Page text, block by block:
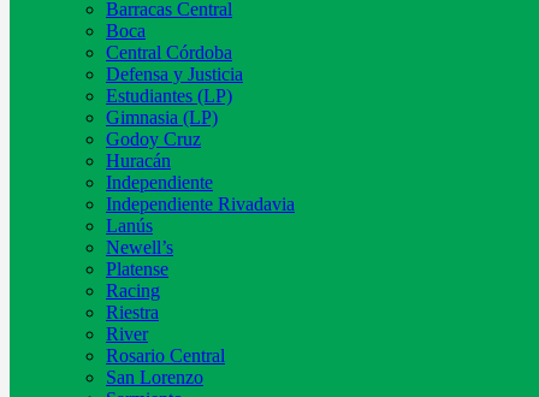
Barracas Central
Boca
Central Córdoba
Defensa y Justicia
Estudiantes (LP)
Gimnasia (LP)
Godoy Cruz
Huracán
Independiente
Independiente Rivadavia
Lanús
Newell’s
Platense
Racing
Riestra
River
Rosario Central
San Lorenzo